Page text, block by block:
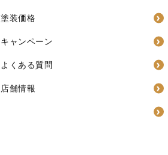
塗装価格
キャンペーン
よくある質問
店舗情報